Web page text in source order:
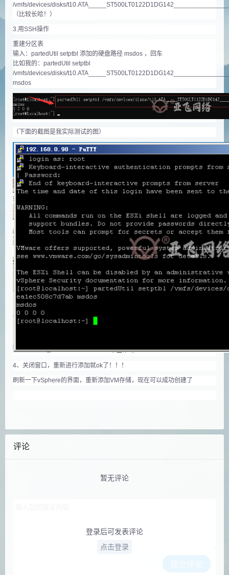
/vmfs/devices/disks/
（比较长哈！）
3.用SSH操作
重建分区表
输入：partedUtil setptbl 添加的硬盘路径 msdos ，回车
比如我的：partedUtil setptbl
/vmfs/devices/disks/
msdos
（下面的截图是我实际测试的图）
4、关闭窗口，重新进行添加就ok了！！！
刷新一下vSphere的界面，重新添加VM存储，现在可以成功创建了
评论
暂无评论
登录后可发表评论
点击登录